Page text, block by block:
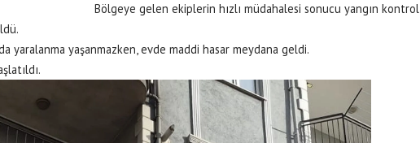
Bölgeye gelen ekiplerin hızlı müdahalesi sonucu yangın kontrol
yaralanma yaşanmazken, evde maddi hasar meydana geldi.